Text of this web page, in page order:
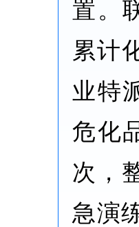
置。
累计
业特
危化
次，
急演